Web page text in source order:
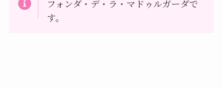
フォンダ・デ・ラ・マドゥルガーダで
す。